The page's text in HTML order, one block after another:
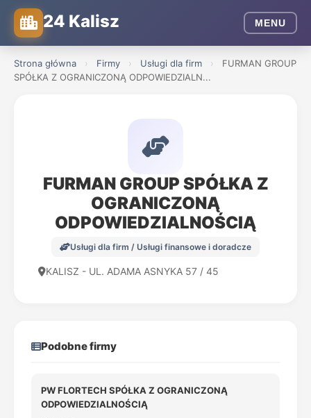
24 Kalisz MENU
Strona główna › Firmy › Usługi dla firm ›
FURMAN GROUP
SPÓŁKA Z OGRANICZONĄ ODPOWIEDZIALN...
FURMAN GROUP SPÓŁKA Z
OGRANICZONĄ
ODPOWIEDZIALNOŚCIĄ
Usługi dla firm / Usługi finansowe i doradcze
KALISZ - UL. ADAMA ASNYKA 57 / 45
Podobne firmy
PW FLORTECH SPÓŁKA Z OGRANICZONĄ
ODPOWIEDZIALNOŚCIĄ